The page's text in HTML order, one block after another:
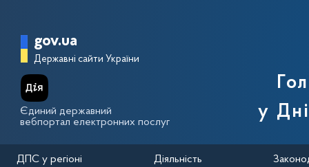
Головна сторінка Державної
gov.ua
Державні сайти України
Єдиний державний
вебпортал електронних послуг
у
ДПС у регіоні Діяльність